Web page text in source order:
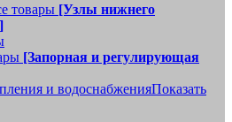
товары [Узлы нижнего
[Запорная и регулирующая
и водоснабженияПоказать